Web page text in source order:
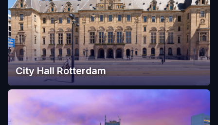
City Hall Rotterdam